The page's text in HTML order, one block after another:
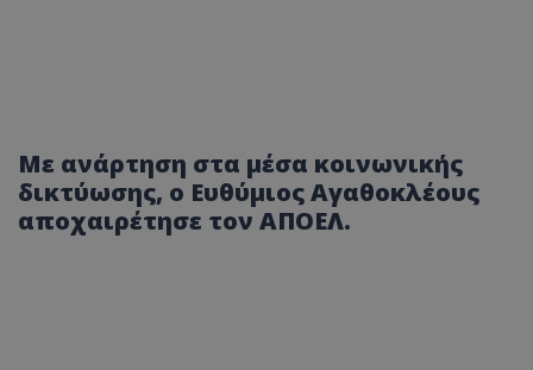
Με ανάρτηση στα μέσα κοινωνικής
δικτύωσης, ο Ευθύμιος Αγαθοκλέους
αποχαιρέτησε τον ΑΠΟΕΛ.